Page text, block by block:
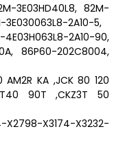
3E03HD40L8, 82M-
3E030063L8-2A10-5,
2A10-90,
86P60-202C8004,
KA ,JCK 80 120
90T ,CKZ3T 50
X2798-X3174-X3232-